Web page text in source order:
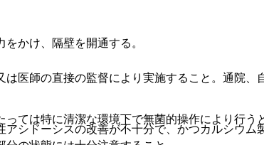
医師の直接の監督により実施すること。通院
ては特に清潔な環境下で無菌的操作により行う
かけ、隔壁を開通する。
シドーシスの改善が不十分で、かつカルシウ